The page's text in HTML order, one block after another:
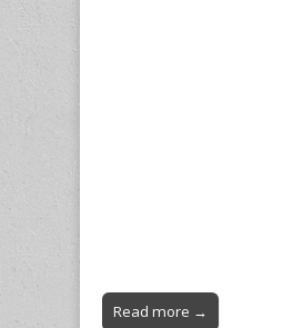
Read more →